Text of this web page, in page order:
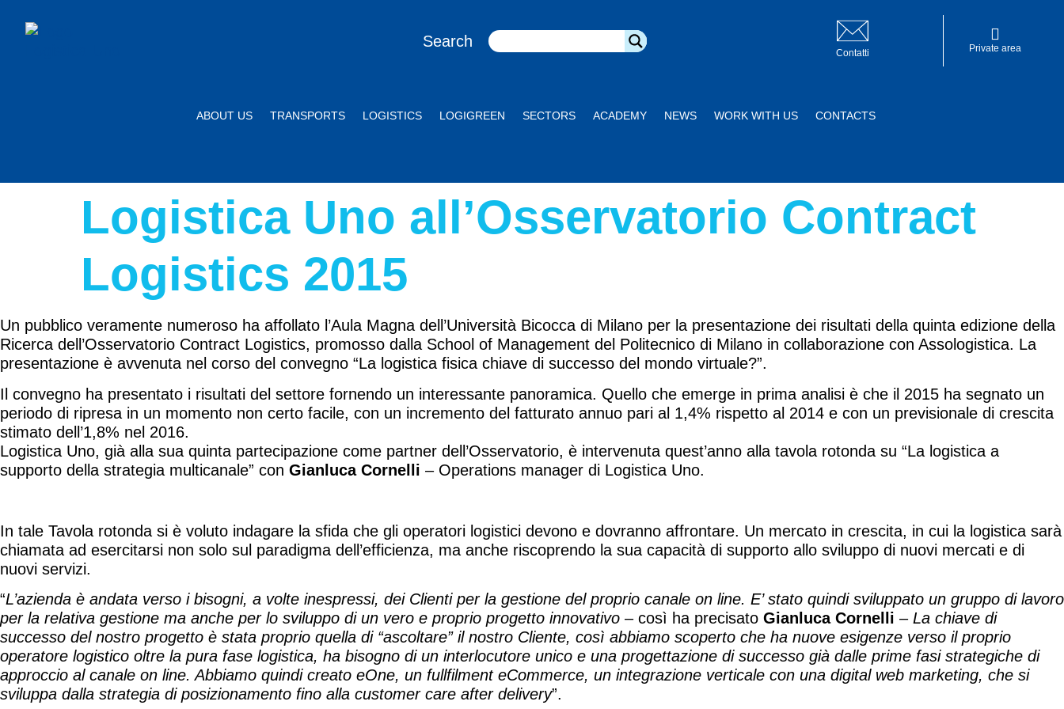
Search
Contatti Private area
ABOUT US TRANSPORTS LOGISTICS LOGIGREEN SECTORS ACADEMY NEWS WORK WITH US CONTACTS
Logistica Uno all’Osservatorio Contract
Logistics 2015
Un pubblico veramente numeroso ha affollato l’Aula Magna dell’Università Bicocca di Milano per la presentazione dei risultati della quinta edizione della
Ricerca dell’Osservatorio Contract Logistics, promosso dalla School of Management del Politecnico di Milano in collaborazione con Assologistica. La
presentazione è avvenuta nel corso del convegno “La logistica fisica chiave di successo del mondo virtuale?”.
Il convegno ha presentato i risultati del settore fornendo un interessante panoramica. Quello che emerge in prima analisi è che il 2015 ha segnato un
periodo di ripresa in un momento non certo facile, con un incremento del fatturato annuo pari al 1,4% rispetto al 2014 e con un previsionale di crescita
stimato dell’1,8% nel 2016.
Logistica Uno, già alla sua quinta partecipazione come partner dell’Osservatorio, è intervenuta quest’anno alla tavola rotonda su “La logistica a
supporto della strategia multicanale” con Gianluca Cornelli – Operations manager di Logistica Uno.
In tale Tavola rotonda si è voluto indagare la sfida che gli operatori logistici devono e dovranno affrontare. Un mercato in crescita, in cui la logistica sarà
chiamata ad esercitarsi non solo sul paradigma dell’efficienza, ma anche riscoprendo la sua capacità di supporto allo sviluppo di nuovi mercati e di
nuovi servizi.
“L’azienda è andata verso i bisogni, a volte inespressi, dei Clienti per la gestione del proprio canale on line. E’ stato quindi sviluppato un gruppo di lavoro
per la relativa gestione ma anche per lo sviluppo di un vero e proprio progetto innovativo – così ha precisato Gianluca Cornelli – La chiave di
successo del nostro progetto è stata proprio quella di “ascoltare” il nostro Cliente, così abbiamo scoperto che ha nuove esigenze verso il proprio
operatore logistico oltre la pura fase logistica, ha bisogno di un interlocutore unico e una progettazione di successo già dalle prime fasi strategiche di
approccio al canale on line. Abbiamo quindi creato eOne, un fullfilment eCommerce, un integrazione verticale con una digital web marketing, che si
sviluppa dalla strategia di posizionamento fino alla customer care after delivery”.